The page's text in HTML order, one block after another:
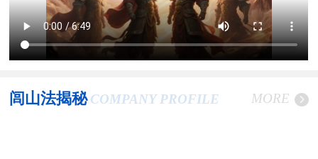
闾山法揭秘 COMPANY PROFILE MORE